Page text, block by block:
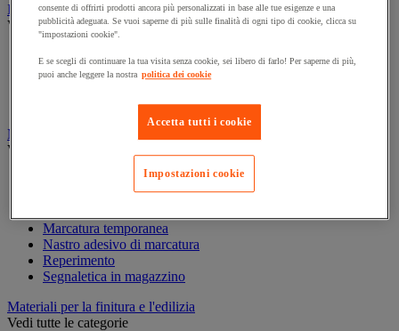
Ingrassaggio e lubrificazione
Vedi tutte le categorie
Anti-aderente
Attrezzi per lubrificazione
Lubrificante e sbloccante
Marcatura
Vedi tutte le categorie
Marcatura industriale
Marcatura temporanea
Nastro adesivo di marcatura
Reperimento
Segnaletica in magazzino
Materiali per la finitura e l'edilizia
Vedi tutte le categorie
consente di offrirti prodotti ancora più personalizzati in base alle tue esigenze e una
pubblicità adeguata. Se vuoi saperne di più sulle finalità di ogni tipo di cookie, clicca su
"impostazioni cookie".
E se scegli di continuare la tua visita senza cookie, sei libero di farlo! Per saperne di più,
puoi anche leggere la nostra politica dei cookie
Accetta tutti i cookie
Impostazioni cookie